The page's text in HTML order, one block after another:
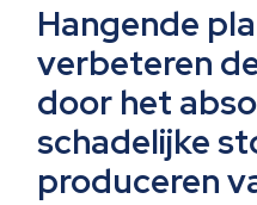
Hangende
verbeteren
door het
schadelijke
produceren